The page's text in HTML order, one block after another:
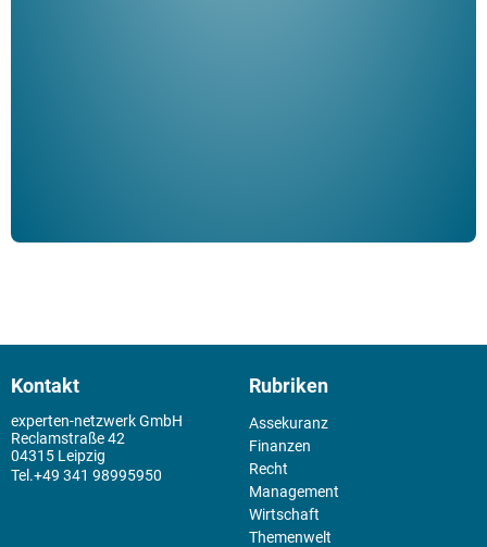
Kontakt
experten-netzwerk GmbH
Reclamstraße 42
04315 Leipzig
+49 341 98995950
Rubriken
Assekuranz
Finanzen
Recht
Management
Wirtschaft
Themenwelt